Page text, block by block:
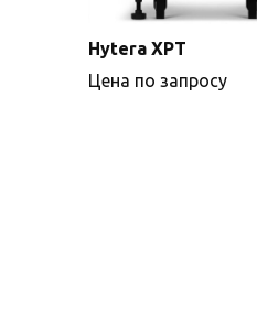
Подробнее
Hytera XPT
Цена по запросу